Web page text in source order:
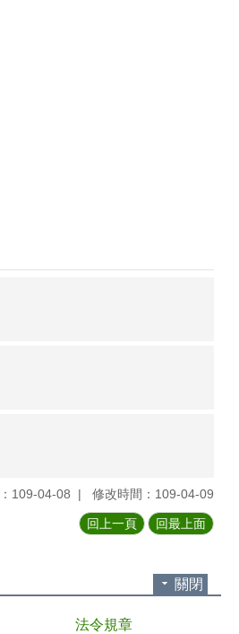
109-04-08 修改時間：109-04-09
回上一頁 回最上面
關閉
法令規章